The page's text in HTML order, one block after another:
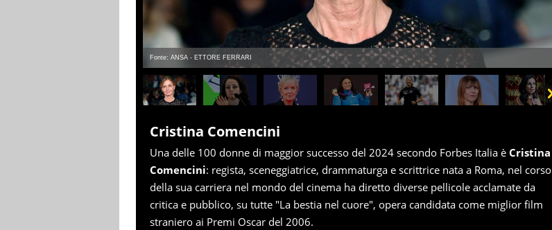
Fonte: ANSA - ETTORE FERRARI
Cristina Comencini
Una delle 100 donne di maggior successo del 2024 secondo Forbes Italia è Cristina
Comencini: regista, sceneggiatrice, drammaturga e scrittrice nata a Roma, nel corso
della sua carriera nel mondo del cinema ha diretto diverse pellicole acclamate da
critica e pubblico, su tutte "La bestia nel cuore", opera candidata come miglior film
straniero ai Premi Oscar del 2006.